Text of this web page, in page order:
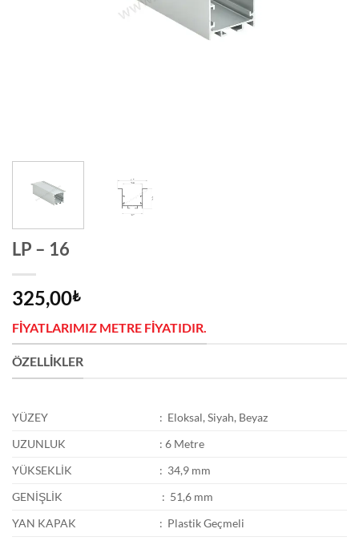
LP – 16
325,00₺
FIYATLARIMIZ METRE FIYATIDIR.
ÖZELLIKLER
YÜZEY
: Eloksal, Siyah, Beyaz
UZUNLUK
: 6 Metre
YÜKSEKLİK
: 34,9 mm
GENİŞLİK
: 51,6 mm
YAN KAPAK
: Plastik Geçmeli